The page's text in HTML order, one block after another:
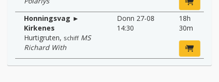
Honningsvag ►
Kirkenes
Hurtigruten, schiff MS
Richard With
Donn 27-08
14:30
18h
30m